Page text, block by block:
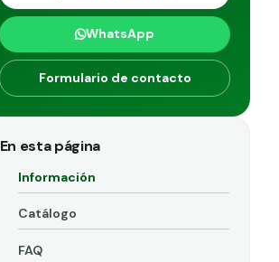
WhatsApp
Formulario de contacto
En esta página
Información
Catálogo
FAQ